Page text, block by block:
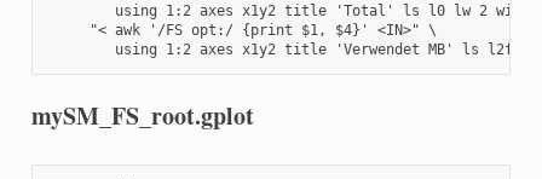
     "< awk '/FS opt:/ {print $1, $4}' <IN>" \
using 1:2 axes x1y2 title 'Verwendet MB' ls
mySM_FS_root.gplot